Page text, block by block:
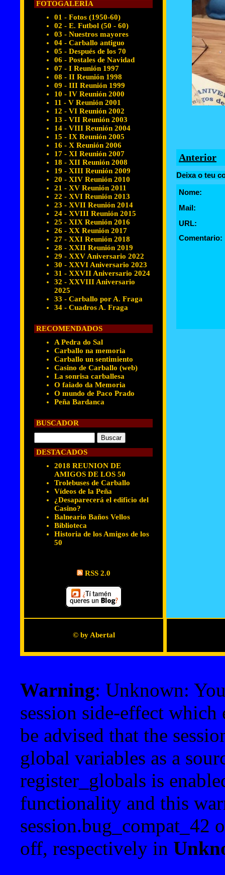
FOTOGALERÍA
01 - Fotos (1950-60)
02 - E. Futbol (50 - 60)
03 - Nuestros mayores
04 - Carballo antiguo
05 - Después de los 70
06 - Postales de Navidad
07 - I Reunión 1997
08 - II Reunión 1998
09 - III Reunión 1999
10 - IV Reunión 2000
11 - V Reunión 2001
12 - VI Reunión 2002
13 - VII Reunión 2003
14 - VIII Reunión 2004
15 - IX Reunión 2005
16 - X Reunión 2006
17 - XI Reunión 2007
18 - XII Reunión 2008
19 - XIII Reunión 2009
20 - XIV Reunión 2010
21 - XV Reunión 2011
22 - XVI Reunión 2013
23 - XVII Reunión 2014
24 - XVIII Reunión 2015
25 - XIX Reunión 2016
26 - XX Reunión 2017
27 - XXI Reunión 2018
28 - XXII Reunión 2019
29 - XXV Aniversario 2022
30 - XXVI Aniversario 2023
31 - XXVII Aniversario 2024
32 - XXVIII Aniversario
2025
33 - Carballo por A. Fraga
34 - Cuadros A. Fraga
RECOMENDADOS
A Pedra do Sal
Carballo na memoria
Carballo un sentimiento
Casino de Carballo (web)
La sonrisa carballesa
O faiado da Memoria
O mundo de Paco Prado
Peña Bardanca
BUSCADOR
DESTACADOS
2018 REUNION DE
AMIGOS DE LOS 50
Trolebuses de Carballo
Vídeos de la Peña
¿Desaparecerá el edificio del
Casino?
Balneario Baños Vellos
Biblioteca
Historia de los Amigos de los
50
RSS 2.0
Anterior
Deixa o teu
Nome:
Mail:
URL:
Comentario:
© by Abertal
Warning: Unknown:
session side-effect
be advised that the
global variables as a
register_globals is
functionality and this
session.bug_compat_42
off, respectively in